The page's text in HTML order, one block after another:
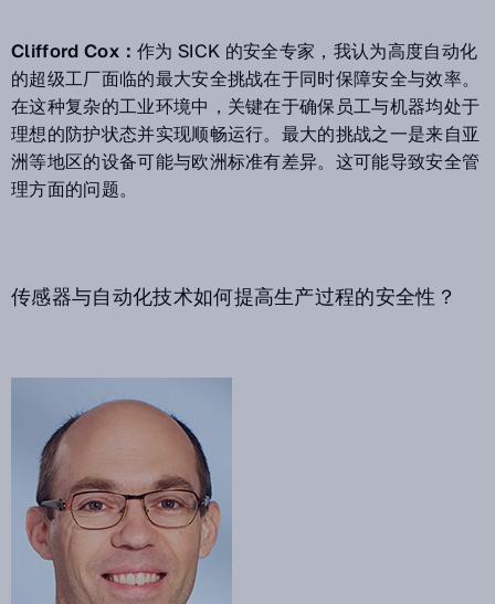
Clifford Cox：作为 SICK 的安全专家，我认为高度自动化
的超级工厂面临的最大安全挑战在于同时保障安全与效率。
在这种复杂的工业环境中，关键在于确保员工与机器均处于
理想的防护状态并实现顺畅运行。最大的挑战之一是来自亚
洲等地区的设备可能与欧洲标准有差异。这可能导致安全管
理方面的问题。
传感器与自动化技术如何提高生产过程的安全性？